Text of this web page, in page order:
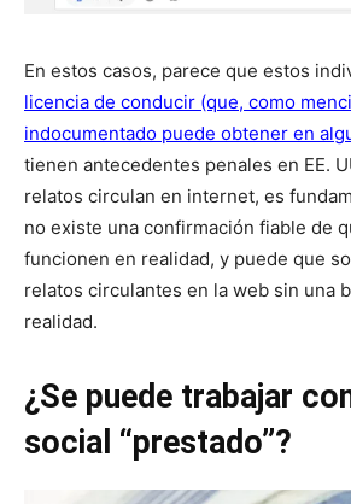
En estos casos, parece que estos
licencia de conducir (que, como
indocumentado puede obtener en
tienen antecedentes penales en EE.
relatos circulan en internet, es
no existe una confirmación fiable de
funcionen en realidad, y puede que
relatos circulantes en la web sin una
realidad.
¿Se puede trabajar
social “prestado”?